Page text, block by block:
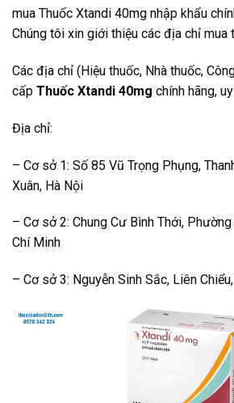
mua Thuốc Xtandi 40mg nhập khẩu
Chúng tôi xin giới thiệu các địa chỉ mua
Các địa chỉ (Hiệu thuốc, Nhà thuốc,
cấp Thuốc Xtandi 40mg chính hãng,
Địa chỉ:
– Cơ sở 1: Số 85 Vũ Trọng Phụng,
Xuân, Hà Nội
– Cơ sở 2: Chung Cư Bình Thới,
Chí Minh
– Cơ sở 3: Nguyễn Sinh Sắc, Liên